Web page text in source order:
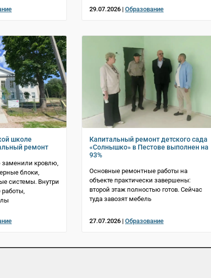
29.07.2026 | Образование
школе
ремонт
заменили кровлю,
блоки,
системы. Внутри
Капитальный ремонт детского сада
«Солнышко» в Пестове выполнен на
93%
Основные ремонтные работы на
объекте практически завершены:
второй этаж полностью готов. Сейчас
туда завозят мебель
27.07.2026 | Образование